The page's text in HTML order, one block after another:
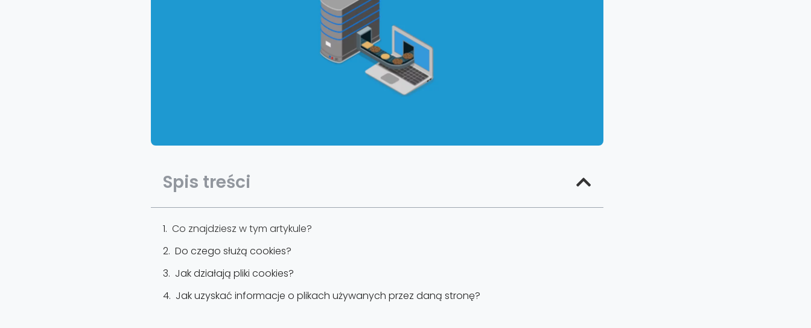
Spis treści
Co znajdziesz w tym artykule?
Do czego służą cookies?
Jak działają pliki cookies?
Jak uzyskać informacje o plikach używanych przez daną stronę?